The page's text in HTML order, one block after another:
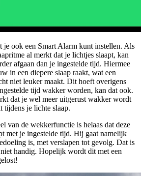
je ook een Smart Alarm kunt instellen. Als
al merkt dat je lichtjes slaapt, kan
afgaan dan je ingestelde tijd. Hiermee
in een diepere slaap raakt, wat een
niet leuker maakt. Dit hoeft overigens
tijd wakker worden, kan dat ook.
dat je wel meer uitgerust wakker wordt
tijdens je lichte slaap.
van de wekkerfunctie is helaas dat deze
met je ingestelde tijd. Hij gaat namelijk
is, met verslapen tot gevolg. Dat is
handig. Hopelijk wordt dit met een